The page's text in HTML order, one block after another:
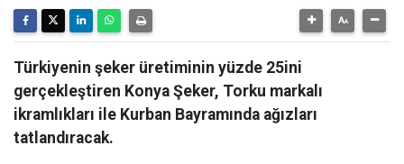
Türkiyenin şeker üretiminin yüzde 25ini
gerçekleştiren Konya Şeker, Torku markalı
ikramlıkları ile Kurban Bayramında ağızları
tatlandıracak.